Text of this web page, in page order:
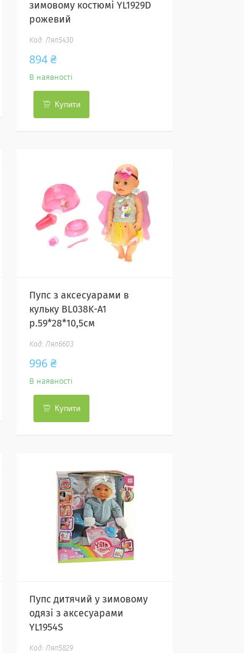
зимовому костюмі YL1929D
рожевий
Лял5430
894 ₴
В наявності
Купити
Пупс з аксесуарами в
кульку BL038K-A1
р.59*28*10,5см
Лял6603
996 ₴
В наявності
Купити
Пупс дитячий у зимовому
одязі з аксесуарами
YL1954S
Лял5829